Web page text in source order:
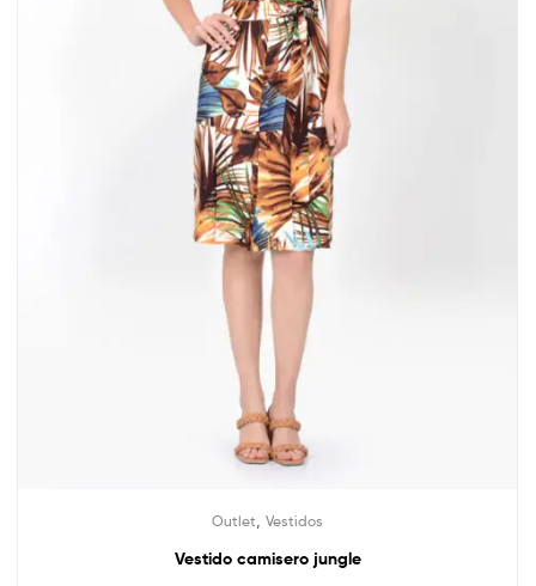
Outlet Vestidos
Vestido camisero jungle